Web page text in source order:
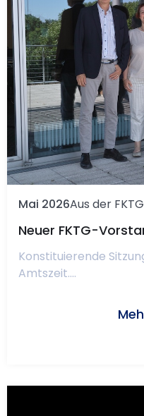
Mai 2026Aus der FKTG
Neuer FKTG-
Konstituierende
Amtszeit....